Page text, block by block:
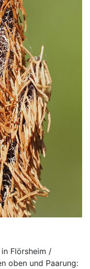
Flörsheim /
oben und Paarung: